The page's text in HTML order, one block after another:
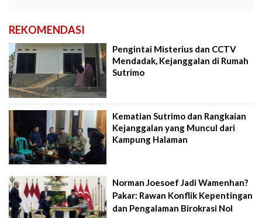
REKOMENDASI
Pengintai Misterius dan CCTV
Mendadak, Kejanggalan di Rumah
Sutrimo
Kematian Sutrimo dan Rangkaian
Kejanggalan yang Muncul dari
Kampung Halaman
Norman Joesoef Jadi Wamenhan?
Pakar: Rawan Konflik Kepentingan
dan Pengalaman Birokrasi Nol